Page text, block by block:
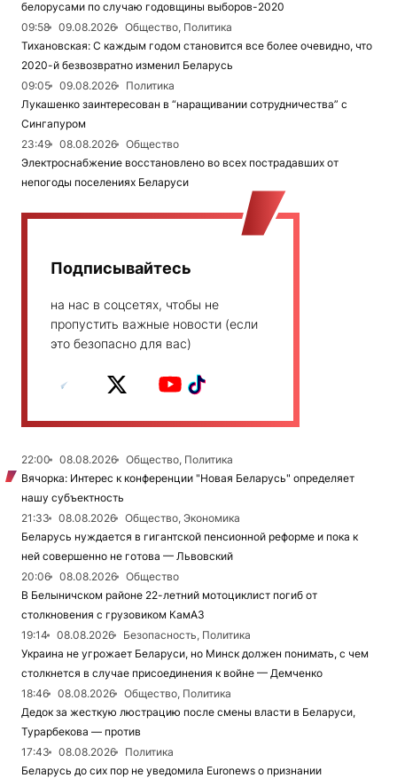
белорусами по случаю годовщины выборов-2020
09:58
09.08.2026
Общество, Политика
Тихановская: С каждым годом становится все более очевидно, что
2020-й безвозвратно изменил Беларусь
09:05
09.08.2026
Политика
Лукашенко заинтересован в “наращивании сотрудничества” с
Сингапуром
23:49
08.08.2026
Общество
Электроснабжение восстановлено во всех пострадавших от
непогоды поселениях Беларуси
Подписывайтесь
на нас в соцсетях, чтобы не
пропустить важные новости (если
это безопасно для вас)
22:00 08.08.2026
Общество, Политика
Вячорка: Интерес к конференции "Новая Беларусь" определяет
нашу субъектность
21:33
08.08.2026
Общество, Экономика
Беларусь нуждается в гигантской пенсионной реформе и пока к
ней совершенно не готова — Львовский
20:06
08.08.2026
Общество
В Белыничском районе 22-летний мотоциклист погиб от
столкновения с грузовиком КамАЗ
19:14
08.08.2026
Безопасность, Политика
Украина не угрожает Беларуси, но Минск должен понимать, с чем
столкнется в случае присоединения к войне — Демченко
18:46
08.08.2026
Общество, Политика
Дедок за жесткую люстрацию после смены власти в Беларуси,
Турарбекова — против
17:43
08.08.2026
Политика
Беларусь до сих пор не уведомила Euronews о признании